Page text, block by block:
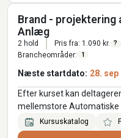
Brand - projektering
Anlæg
2 hold Pris fra: 1.090 kr. ?
Brancheområder:
1
Næste startdato: 28. sep
Efter kurset kan
mellemstore
Kursuskatalog